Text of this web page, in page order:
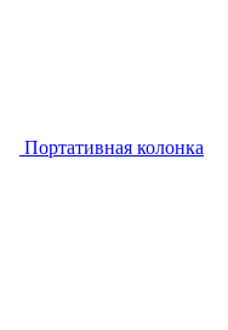
Портативная колонка